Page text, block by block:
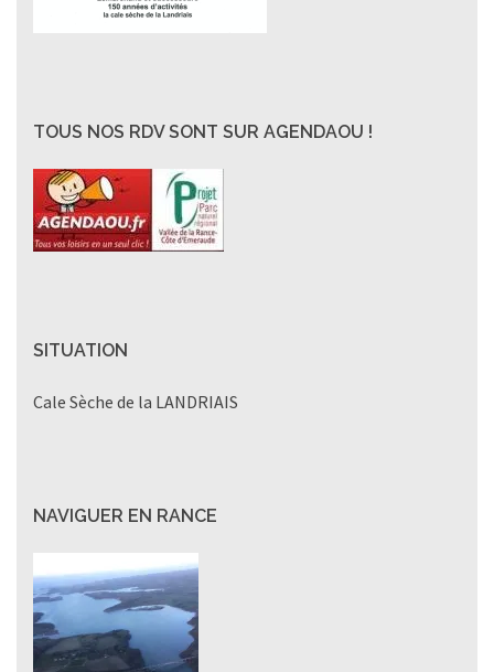
TOUS NOS RDV SONT SUR AGENDAOU !
SITUATION
Cale Sèche de la LANDRIAIS
NAVIGUER EN RANCE